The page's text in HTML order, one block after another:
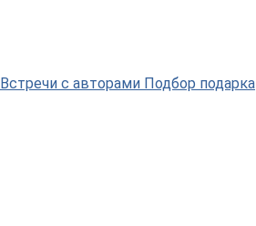
Встречи с авторами Подбор подарка